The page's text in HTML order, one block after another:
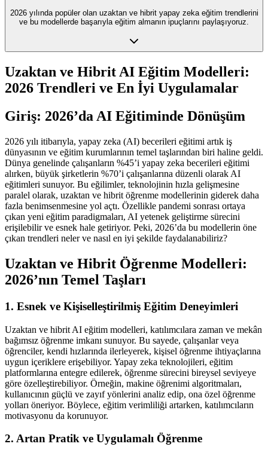
2026 yılında popüler olan uzaktan ve hibrit yapay zeka eğitim trendlerini
ve bu modellerde başarıyla eğitim almanın ipuçlarını paylaşıyoruz.
Uzaktan ve Hibrit AI Eğitim Modelleri:
2026 Trendleri ve En İyi Uygulamalar
Giriş: 2026’da AI Eğitiminde Dönüşüm
2026 yılı itibarıyla, yapay zeka (AI) becerileri eğitimi artık iş
dünyasının ve eğitim kurumlarının temel taşlarından biri haline geldi.
Dünya genelinde çalışanların %45’i yapay zeka becerileri eğitimi
alırken, büyük şirketlerin %70’i çalışanlarına düzenli olarak AI
eğitimleri sunuyor. Bu eğilimler, teknolojinin hızla gelişmesine
paralel olarak, uzaktan ve hibrit öğrenme modellerinin giderek daha
fazla benimsenmesine yol açtı. Özellikle pandemi sonrası ortaya
çıkan yeni eğitim paradigmaları, AI yetenek geliştirme sürecini
erişilebilir ve esnek hale getiriyor. Peki, 2026’da bu modellerin öne
çıkan trendleri neler ve nasıl en iyi şekilde faydalanabiliriz?
Uzaktan ve Hibrit Öğrenme Modelleri:
2026’nın Temel Taşları
1. Esnek ve Kişiselleştirilmiş Eğitim Deneyimleri
Uzaktan ve hibrit AI eğitim modelleri, katılımcılara zaman ve mekân
bağımsız öğrenme imkanı sunuyor. Bu sayede, çalışanlar veya
öğrenciler, kendi hızlarında ilerleyerek, kişisel öğrenme ihtiyaçlarına
uygun içeriklere erişebiliyor. Yapay zeka teknolojileri, eğitim
platformlarına entegre edilerek, öğrenme sürecini bireysel seviyeye
göre özelleştirebiliyor. Örneğin, makine öğrenimi algoritmaları,
kullanıcının güçlü ve zayıf yönlerini analiz edip, ona özel öğrenme
yolları öneriyor. Böylece, eğitim verimliliği artarken, katılımcıların
motivasyonu da korunuyor.
2. Artan Pratik ve Uygulamalı Öğrenme